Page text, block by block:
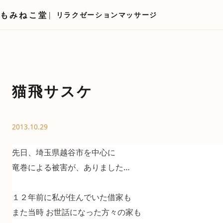
もみねこ堂 リラクゼーションマッサージ
猫飛サスケ
2013.10.29
先日、埼玉県越谷市を中心に
竜巻による被害が、ありました…
１２年前に私が住んでいた借家も
また当時 お世話になった方々の家も